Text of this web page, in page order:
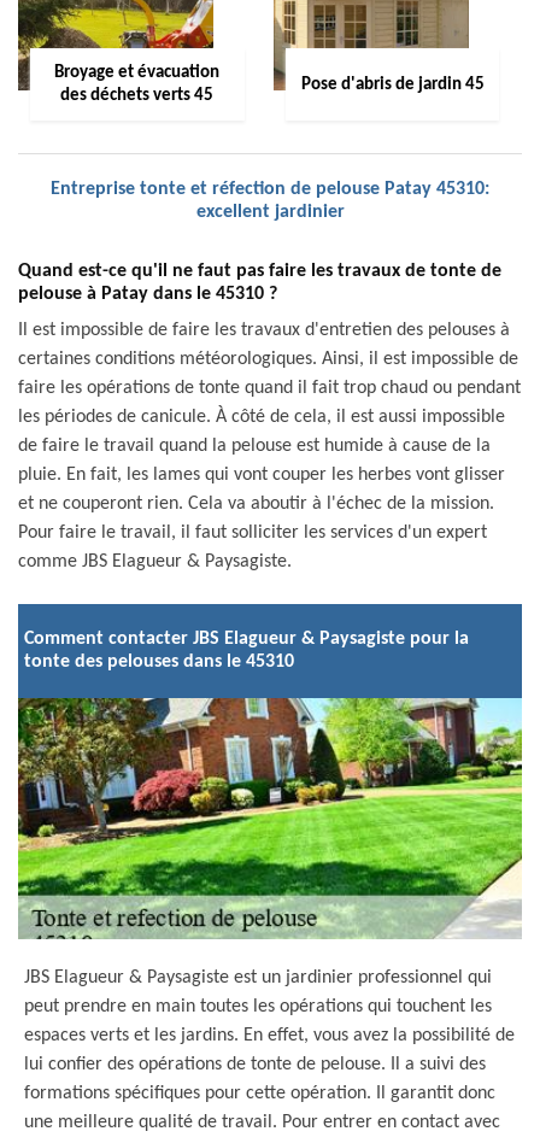
Broyage et évacuation
des déchets verts 45
Pose d'abris de jardin 45
Entreprise tonte et réfection de pelouse Patay 45310:
excellent jardinier
Quand est-ce qu'il ne faut pas faire les travaux de tonte de
pelouse à Patay dans le 45310 ?
Il est impossible de faire les travaux d'entretien des pelouses à
certaines conditions météorologiques. Ainsi, il est impossible de
faire les opérations de tonte quand il fait trop chaud ou pendant
les périodes de canicule. À côté de cela, il est aussi impossible
de faire le travail quand la pelouse est humide à cause de la
pluie. En fait, les lames qui vont couper les herbes vont glisser
et ne couperont rien. Cela va aboutir à l'échec de la mission.
Pour faire le travail, il faut solliciter les services d'un expert
comme JBS Elagueur & Paysagiste.
Comment contacter JBS Elagueur & Paysagiste pour la
tonte des pelouses dans le 45310
JBS Elagueur & Paysagiste est un jardinier professionnel qui
peut prendre en main toutes les opérations qui touchent les
espaces verts et les jardins. En effet, vous avez la possibilité de
lui confier des opérations de tonte de pelouse. Il a suivi des
formations spécifiques pour cette opération. Il garantit donc
une meilleure qualité de travail. Pour entrer en contact avec